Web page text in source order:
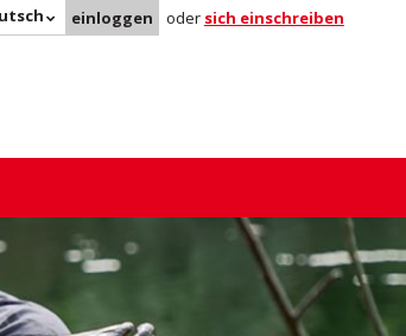
einloggen oder sich einschreiben